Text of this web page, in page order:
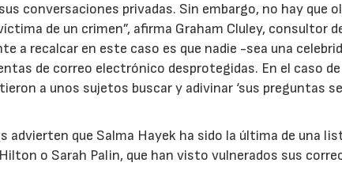
conversaciones privadas. Sin embargo, no hay que
de un crimen”, afirma Graham Cluley, consultor
a recalcar en este caso es que nadie -sea una
de correo electrónico desprotegidas. En el caso
a unos sujetos buscar y adivinar ‘sus preguntas
que Salma Hayek ha sido la última de una
o Sarah Palin, que han visto vulnerados sus